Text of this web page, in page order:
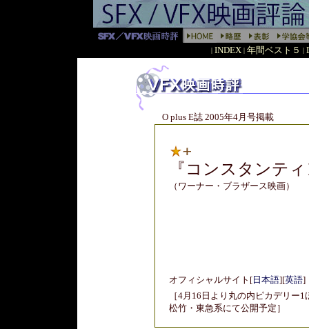
| INDEX | 年間ベスト５ |
O plus E誌 2005年4月号掲載
『コンスタンテ
（ワーナー・ブラザース映画）
オフィシャルサイト [日本語][英語]
［4月16日より丸の内ピカデリー1
松竹・東急系にて公開予定］